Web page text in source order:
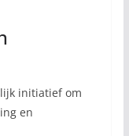
initiatief om
en